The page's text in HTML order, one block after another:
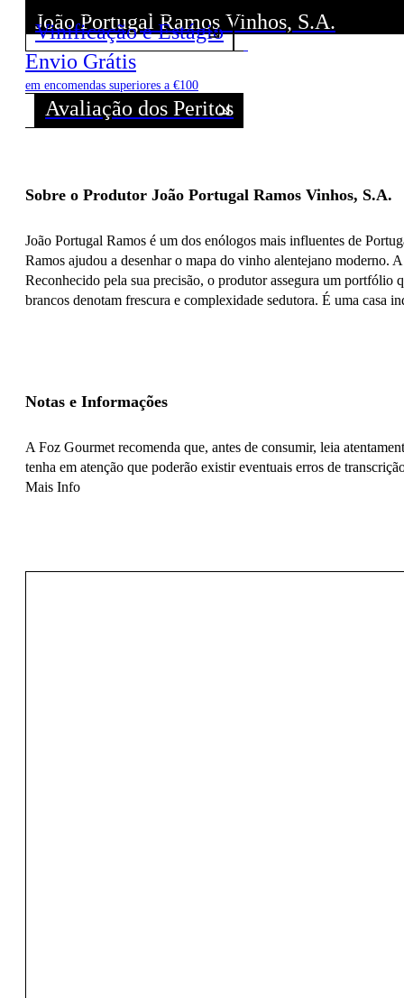
João Portugal Ramos Vinhos, S.A.
Descubra todos os Vinhos deste Produtor!
Vinificação e Estágio
Envio Grátis
em encomendas superiores a €100
Avaliação dos Peritos
Sobre o Produtor João Portugal Ramos Vinhos, S.A.
João Portugal Ramos é um dos enólogos mais influentes de
Ramos ajudou a desenhar o mapa do vinho alentejano moderno.
Reconhecido pela sua precisão, o produtor assegura um portfólio
brancos denotam frescura e complexidade sedutora. É uma casa
Notas e Informações
A Foz Gourmet recomenda que, antes de consumir, leia
tenha em atenção que poderão existir eventuais erros de
Mais Info